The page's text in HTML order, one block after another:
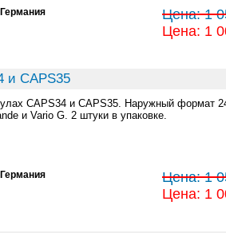
Цена: 1
Цена: 1
и CAPS35
CAPS34 и CAPS35. Наружный формат
и Vario G. 2 штуки в упаковке.
Цена: 1
Цена: 1